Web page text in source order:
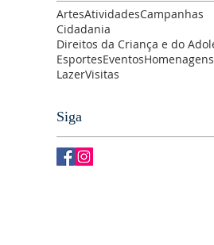
ArtesAtividadesCampanhas
Cidadania
EsportesEventosHomenagens
LazerVisitas
Siga